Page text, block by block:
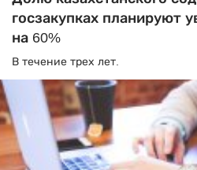
госзакупках планируют
на 60%
В течение трех лет.